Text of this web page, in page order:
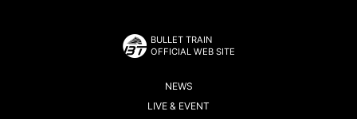
BULLET TRAIN
OFFICIAL WEB SITE
NEWS
LIVE & EVENT